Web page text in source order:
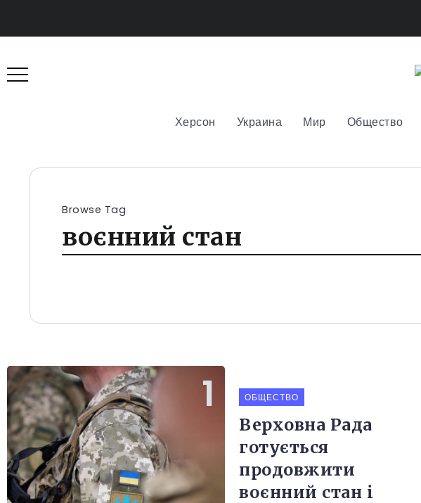
Херсон Украина Мир Общество
Browse Tag
воєнний стан
ОБЩЕСТВО
Верховна Рада
готується
продовжити
воєнний стан і